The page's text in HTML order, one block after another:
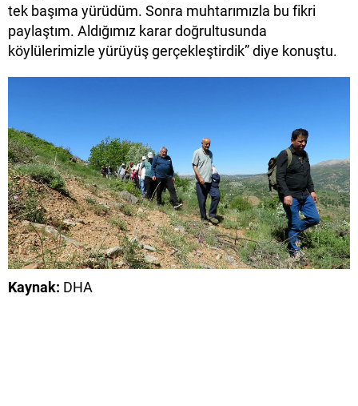
tek başıma yürüdüm. Sonra muhtarımızla bu fikri
paylaştım. Aldığımız karar doğrultusunda
köylülerimizle yürüyüş gerçekleştirdik” diye konuştu.
Kaynak: DHA